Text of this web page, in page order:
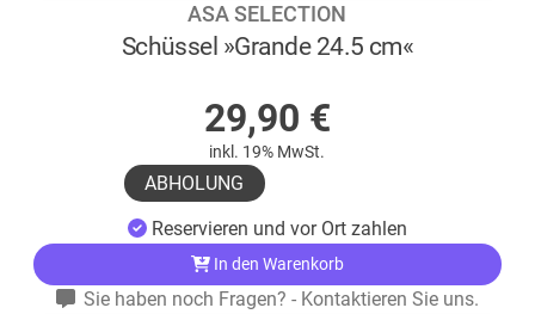
ASA SELECTION
Schüssel »Grande 24.5 cm«
29,90 €
inkl. 19% MwSt.
ABHOLUNG
Reservieren und vor Ort zahlen
In den Warenkorb
Sie haben noch Fragen? - Kontaktieren Sie uns.